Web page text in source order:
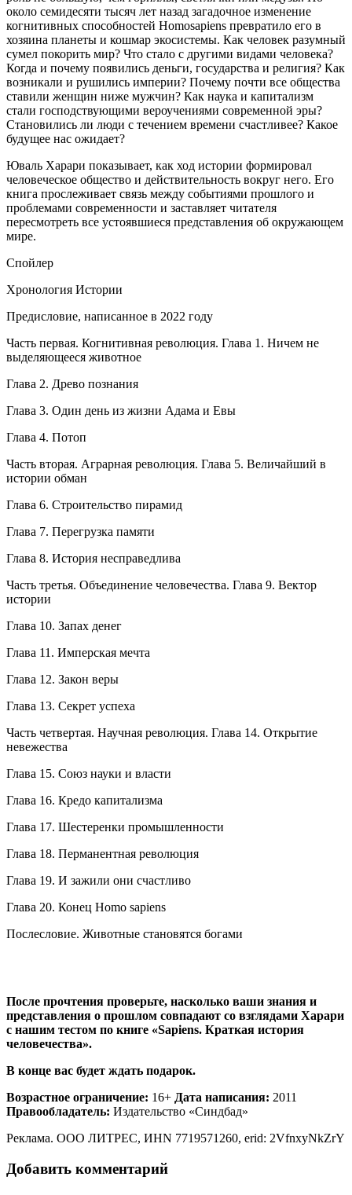
около семидесяти тысяч лет назад загадочное изменение
когнитивных способностей Homosapiens превратило его в
хозяина планеты и кошмар экосистемы. Как человек разумный
сумел покорить мир? Что стало с другими видами человека?
Когда и почему появились деньги, государства и религия? Как
возникали и рушились империи? Почему почти все общества
ставили женщин ниже мужчин? Как наука и капитализм
стали господствующими вероучениями современной эры?
Становились ли люди с течением времени счастливее? Какое
будущее нас ожидает?
Юваль Харари показывает, как ход истории формировал
человеческое общество и действительность вокруг него. Его
книга прослеживает связь между событиями прошлого и
проблемами современности и заставляет читателя
пересмотреть все устоявшиеся представления об окружающем
мире.
Спойлер
Хронология Истории
Предисловие, написанное в 2022 году
Часть первая. Когнитивная революция. Глава 1. Ничем не
выделяющееся животное
Глава 2. Древо познания
Глава 3. Один день из жизни Адама и Евы
Глава 4. Потоп
Часть вторая. Аграрная революция. Глава 5. Величайший в
истории обман
Глава 6. Строительство пирамид
Глава 7. Перегрузка памяти
Глава 8. История несправедлива
Часть третья. Объединение человечества. Глава 9. Вектор
истории
Глава 10. Запах денег
Глава 11. Имперская мечта
Глава 12. Закон веры
Глава 13. Секрет успеха
Часть четвертая. Научная революция. Глава 14. Открытие
невежества
Глава 15. Союз науки и власти
Глава 16. Кредо капитализма
Глава 17. Шестеренки промышленности
Глава 18. Перманентная революция
Глава 19. И зажили они счастливо
Глава 20. Конец Homo sapiens
Послесловие. Животные становятся богами
После прочтения проверьте, насколько ваши знания и
представления о прошлом совпадают со взглядами Харари
с нашим тестом по книге «Sapiens. Краткая история
человечества».
В конце вас будет ждать подарок.
Возрастное ограничение: 16+ Дата написания: 2011
Правообладатель: Издательство «Синдбад»
Реклама. ООО ЛИТРЕС, ИНN 7719571260, erid: 2VfnxyNkZrY
Добавить комментарий